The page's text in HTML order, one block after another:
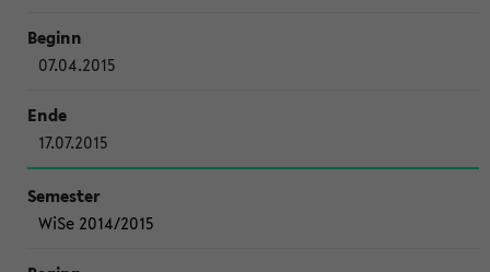
07.04.2015
17.07.2015
WiSe 2014/2015